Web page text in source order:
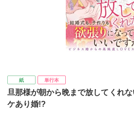
紙 単行本
旦那様が朝から晩まで放してくれ
ケあり婚!?